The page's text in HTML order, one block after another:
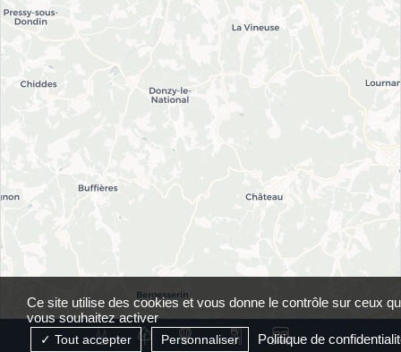
Ce site utilise des cookies et vous donne le contrôle sur ceux
vous souhaitez activer
Tout accepter Personnaliser Politique de